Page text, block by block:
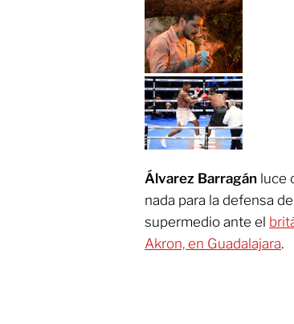
Álvarez Barragán luce
nada para la defensa
supermedio ante el
Akron, en Guadalajara.